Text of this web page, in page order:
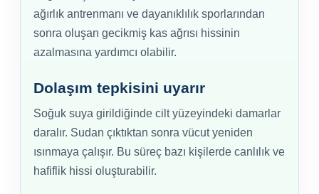
ağırlık antrenmanı ve dayanıklılık sporlarından
sonra oluşan gecikmiş kas ağrısı hissinin
azalmasına yardımcı olabilir.
Dolaşım tepkisini uyarır
Soğuk suya girildiğinde cilt yüzeyindeki damarlar
daralır. Sudan çıktıktan sonra vücut yeniden
ısınmaya çalışır. Bu süreç bazı kişilerde canlılık ve
hafiflik hissi oluşturabilir.